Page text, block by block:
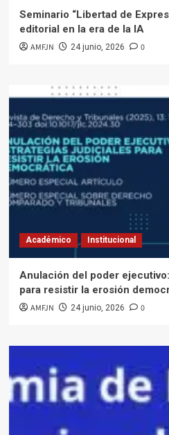
Seminario “Libertad de
editorial en la era de la IA
AMFJN 24 junio, 2026 0
Académico Institucional
Anulación del poder
para resistir la erosión
AMFJN 24 junio, 2026 0